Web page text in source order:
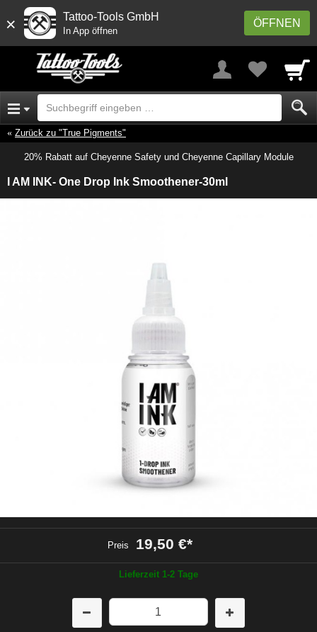
× ÖFFNEN
Tattoo-Tools GmbH
In App öffnen
Zurück zu "True Pigments"
20% Rabatt auf Cheyenne Safety und Cheyenne Capillary Module
I AM INK- One Drop Ink Smoothener-30ml
Preis 19,50 €*
Lieferzeit 1-2 Tage